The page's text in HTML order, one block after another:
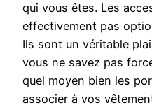
qui vous êtes. Les
effectivement pas
Ils sont un véritable
vous ne savez pas
quel moyen bien les
associer à vos